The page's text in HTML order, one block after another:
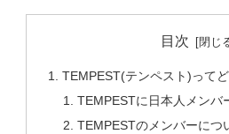
目次
TEMPEST(テンペスト)って
TEMPESTに日本人メンバ
TEMPESTのメンバーにつ